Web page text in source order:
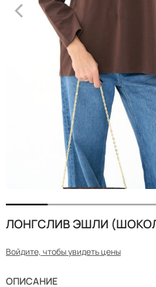
<
ЛОНГСЛИВ ЭШЛИ
Войдите, чтобы увидеть цены
ОПИСАНИЕ